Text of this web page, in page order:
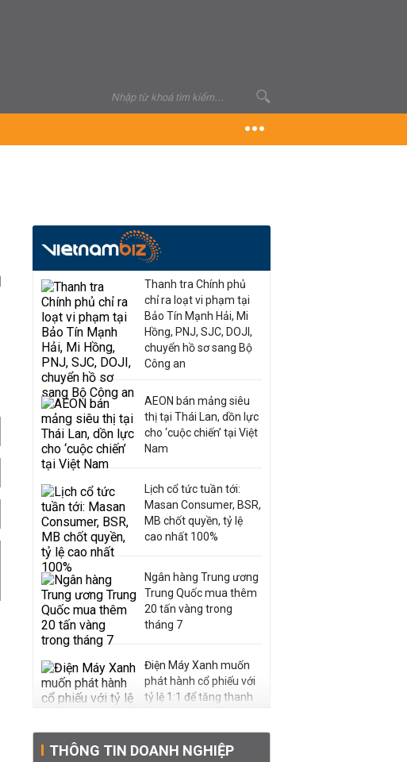
Thanh tra Chính phủ
chỉ ra loạt vi phạm tại
Bảo Tín Mạnh Hải, Mi
Hồng, PNJ, SJC, DOJI,
chuyển hồ sơ sang Bộ
Công an
AEON bán mảng siêu
thị tại Thái Lan, dồn lực
cho ‘cuộc chiến’ tại Việt
Nam
Lịch cổ tức tuần tới:
Masan Consumer, BSR,
MB chốt quyền, tỷ lệ
cao nhất 100%
Ngân hàng Trung ương
Trung Quốc mua thêm
20 tấn vàng trong
tháng 7
Điện Máy Xanh muốn
phát hành cổ phiếu với
tỷ lệ 1:1 để tăng thanh
Sau nhịp điều chỉnh
THÔNG TIN DOANH NGHIỆP